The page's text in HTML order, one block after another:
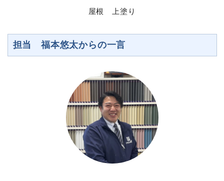
屋根 上塗り
担当 福本悠太からの一言